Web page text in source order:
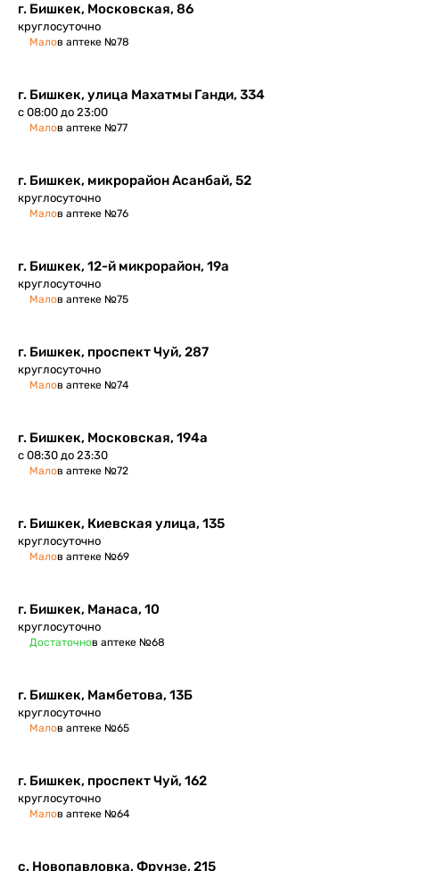
г. Бишкек, Московская, 86
круглосуточно
Малов аптеке №78
г. Бишкек, улица Махатмы Ганди, 334
с 08:00 до 23:00
Малов аптеке №77
г. Бишкек, микрорайон Асанбай, 52
круглосуточно
Малов аптеке №76
г. Бишкек, ​12-й микрорайон, 19а
круглосуточно
Малов аптеке №75
г. Бишкек, проспект Чуй, 287
круглосуточно
Малов аптеке №74
г. Бишкек, ​Московская, 194а
с 08:30 до 23:30
Малов аптеке №72
г. Бишкек, Киевская улица, 135
круглосуточно
Малов аптеке №69
г. Бишкек, Манаса, 10
круглосуточно
Достаточнов аптеке №68
г. Бишкек, Мамбетова, 13Б
круглосуточно
Малов аптеке №65
г. Бишкек, проспект Чуй, 162
круглосуточно
Малов аптеке №64
с. Новопавловка, Фрунзе, 215